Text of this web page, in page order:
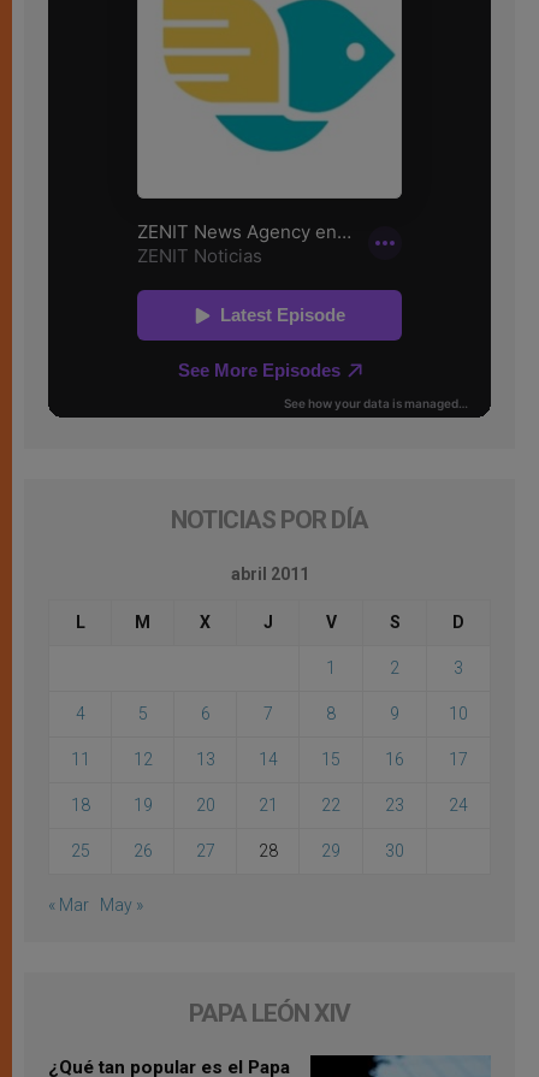
NOTICIAS POR DÍA
abril 2011
L M X J V S D
1 2 3
4 5 6 7 8 9 10
11 12 13 14 15 16 17
18 19 20 21 22 23 24
25 26 27 28 29 30
« Mar May »
PAPA LEÓN XIV
¿Qué tan popular es el Papa